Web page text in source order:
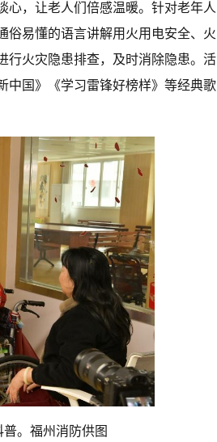
心，让老人们倍感温暖。针对老年人
俗易懂的语言讲解用火用电安全、火
行火灾隐患排查，及时消除隐患。活
中国》《学习雷锋好榜样》等经典歌
。福州消防供图